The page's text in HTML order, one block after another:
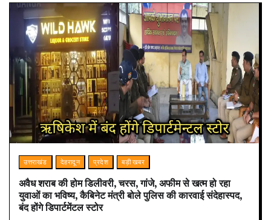
उत्तराखंड देहरादून प्रदेश बड़ी खबर
अवैध शराब की होम डिलीवरी, चरस, गांजे, अफीम से खत्म हो रहा
युवाओं का भविष्य, कैबिनेट मंत्री बोले पुलिस की कारवाई संदेहास्पद,
बंद होंगे डिपार्टमेंटल स्टोर